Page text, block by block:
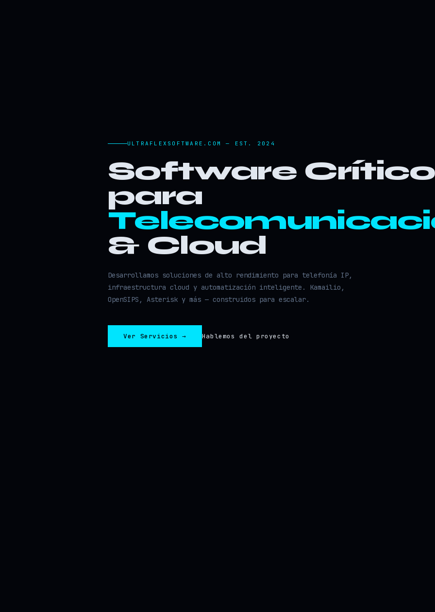
ULTRAFLEXSOFTWARE.COM — EST. 2024
Software Crítico
para
& Cloud
Desarrollamos soluciones de alto rendimiento para telefonía IP,
infraestructura cloud y automatización inteligente. Kamailio,
OpenSIPS, Asterisk y más — construidos para escalar.
Ver Servicios → Hablemos del proyecto